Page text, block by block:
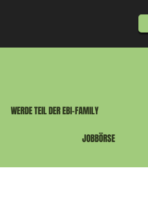
WERDE TEIL DER EBI-FAMILY
JOBBÖRSE